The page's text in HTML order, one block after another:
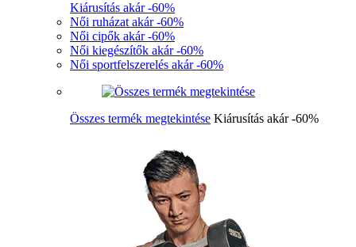
Kiárusítás akár -60%
Női ruházat akár -60%
Női cipők akár -60%
Női kiegészítők akár -60%
Női sportfelszerelés akár -60%
Összes termék megtekintése Kiárusítás akár -60%